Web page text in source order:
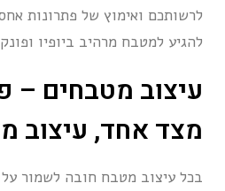
לרשותכם ואימוץ של פתרונות
להגיע למטבח מרהיב ביופיו
עיצוב מטבחים –
מצד אחד, עיצוב
בכל עיצוב מטבח חובה לשמור על